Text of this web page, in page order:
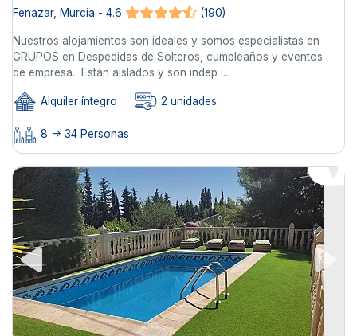
Fenazar, Murcia - 4.6 (190)
Nuestros alojamientos son ideales y somos especialistas en
GRUPOS en Despedidas de Solteros, cumpleaños y eventos
de empresa. Están aislados y son indep ...
Alquiler íntegro 2 unidades
8 -> 34 Personas